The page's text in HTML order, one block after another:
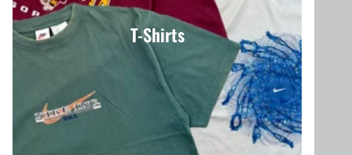
T-Shirts